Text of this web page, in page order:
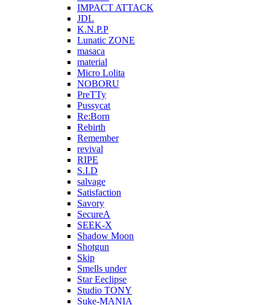
IMPACT ATTACK
JDL
K.N.P.P
Lunatic ZONE
masaca
material
Micro Lolita
NOBORU
PreTTy
Pussycat
Re:Born
Rebirth
Remember
revival
RIPE
S.I.D
salvage
Satisfaction
Savory
SecureA
SEEK-X
Shadow Moon
Shotgun
Skip
Smells under
Star Eeclipse
Studio TONY
Suke-MANIA